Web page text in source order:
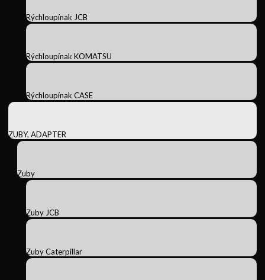
Rýchloupínak JCB
Rýchloupínak KOMATSU
Rýchloupínak CASE
ZUBY, ADAPTER
Zuby
Zuby JCB
Zuby Caterpillar